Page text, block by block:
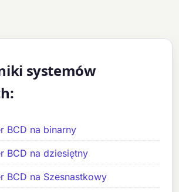
systemów
BCD na binarny
BCD na dziesiętny
BCD na Szesnastkowy